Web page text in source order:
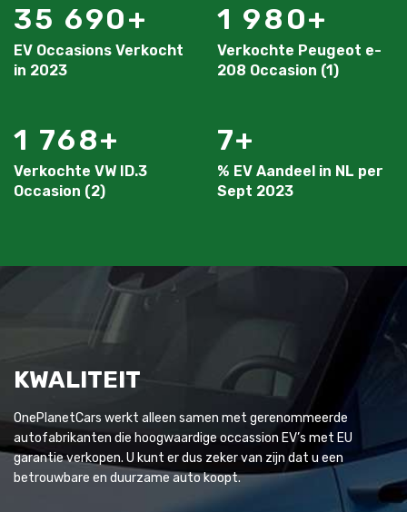
35 690
EV Occasions Verkocht
in 2023
1 980
Verkochte Peugeot e-
208 Occasion (1)
1 768
Verkochte VW ID.3
Occasion (2)
7
% EV Aandeel in NL per
Sept 2023
KWALITEIT
OnePlanetCars werkt alleen samen met gerenommeerde
autofabrikanten die hoogwaardige occassion EV’s met EU
garantie verkopen. U kunt er dus zeker van zijn dat u een
betrouwbare en duurzame auto koopt.